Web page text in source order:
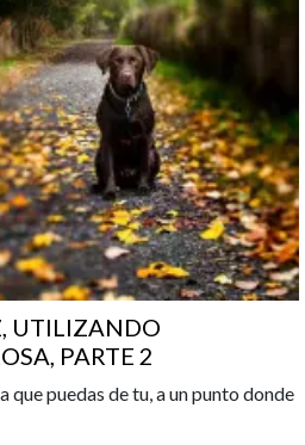
UTILIZANDO
PARTE 2
que puedas de tu, a un punto donde